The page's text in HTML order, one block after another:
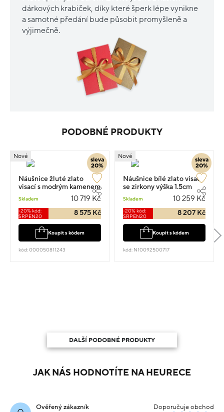
dárkových krabiček, díky které šperk lépe vynikne
a samotné předání bude působit promyšleně a
výjimečně.
PODOBNÉ PRODUKTY
sleva
20%
Nové
Náušnice žluté zlato
visací s modrým kamenem
Skladem 10 719 Kč
-20% kód:
SRPEN20
8 575 Kč
Koupit s kódem
kód: 000050811243
sleva
20%
Nové
Náušnice bílé zlato visací
se zirkony výška 1.5cm
Skladem 10 259 Kč
-20% kód:
SRPEN20
8 207 Kč
Koupit s kódem
kód: N10092500717
DALŠÍ PODOBNÉ PRODUKTY
JAK NÁS HODNOTÍTE NA HEURECE
Ověřený zákazník Doporučuje obchod